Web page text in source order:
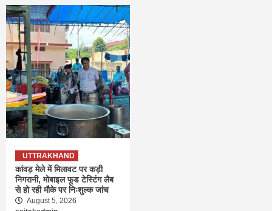
UTTRAKHAND
कांवड़ मेले में मिलावट पर कड़ी
निगरानी, मोबाइल फूड टेस्टिंग लैब
से हो रही मौके पर निःशुल्क जांच
August 5, 2026